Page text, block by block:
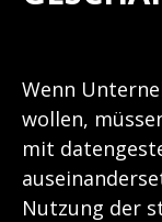
Wenn
wollen,
mit
Nutzung der